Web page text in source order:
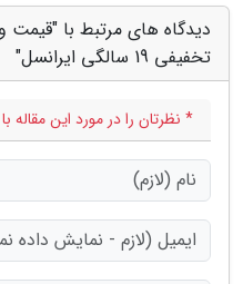
دیدگاه های مرتبط با
تخفیفی 19 سالگی ایرانسل"
* نظرتان را در مورد این مقاله